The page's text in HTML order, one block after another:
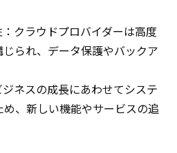
クラウドプロバイダーは高度
られ、データ保護やバックア
ネスの成長にあわせてシステ
、新しい機能やサービスの追